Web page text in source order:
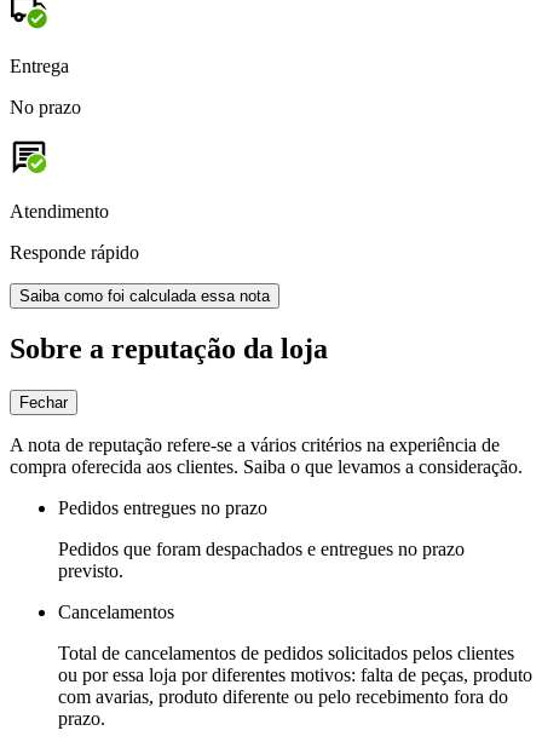
Entrega
No prazo
Atendimento
Responde rápido
Saiba como foi calculada essa nota
Sobre a reputação da loja
Fechar
A nota de reputação refere-se a vários critérios na experiência de
compra oferecida aos clientes. Saiba o que levamos a consideração.
Pedidos entregues no prazo
Pedidos que foram despachados e entregues no prazo
previsto.
Cancelamentos
Total de cancelamentos de pedidos solicitados pelos clientes
ou por essa loja por diferentes motivos: falta de peças, produto
com avarias, produto diferente ou pelo recebimento fora do
prazo.